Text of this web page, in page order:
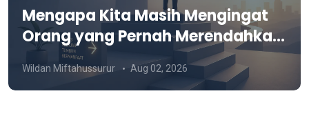
Mengapa Kita Masih Mengingat
Orang yang Pernah Merendahkan
Kita?
Wildan Miftahussurur Aug 02, 2026